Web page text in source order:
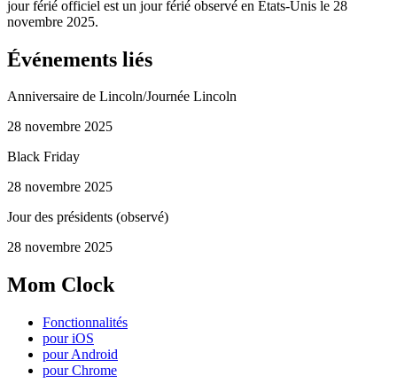
jour férié officiel est un jour férié observé en États-Unis le 28
novembre 2025.
Événements liés
Anniversaire de Lincoln/Journée Lincoln
28 novembre 2025
Black Friday
28 novembre 2025
Jour des présidents (observé)
28 novembre 2025
Mom Clock
Fonctionnalités
pour iOS
pour Android
pour Chrome